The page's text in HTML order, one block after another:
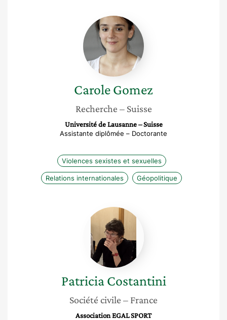
Carole
Gomez
CaroleGomez
Recherche – Suisse
Université de Lausanne – Suisse
Assistante diplômée – Doctorante
Violences sexistes et sexuelles
Relations internationales Géopolitique
Patricia
Costantini
Patricia Costantini
Société civile – France
Association EGAL SPORT